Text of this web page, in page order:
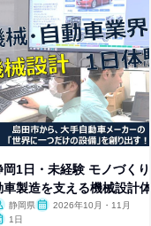
岡1日・未経験 モノづく
車製造を支える機械設計
静岡県
2026年10月・11月
1日